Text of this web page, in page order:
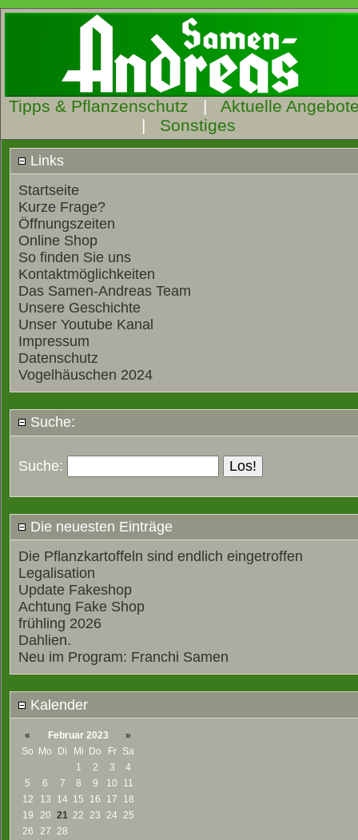
Tipps & Pflanzenschutz | Aktuelle
| Sonstiges
Links
Startseite
Kurze Frage?
Öffnungszeiten
Online Shop
So finden Sie uns
Kontaktmöglichkeiten
Das Samen-Andreas Team
Unsere Geschichte
Unser Youtube Kanal
Impressum
Datenschutz
Vogelhäuschen 2024
Suche:
Suche:
Die neuesten Einträge
Die Pflanzkartoffeln sind endlich eingetroffen
Legalisation
Update Fakeshop
Achtung Fake Shop
frühling 2026
Dahlien.
Neu im Program: Franchi Samen
Kalender
« Februar 2023
»
So Mo Di Mi Do Fr
Sa
1
2 3
4
5
6 7 8 9 10
11
12
13 14 15 16 17
18
19
20 21 22 23 24 25
26
27 28